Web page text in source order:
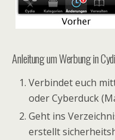
Anleitung um Werbung in
Verbindet euch
oder Cyberduck
Geht ins
erstellt